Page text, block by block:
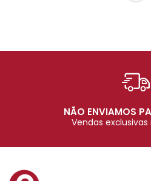
NÃO ENVIAMOS
Vendas exclusivas